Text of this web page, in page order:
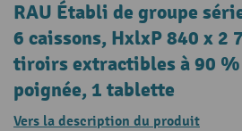
RAU Établi de groupe
6 caissons, HxlxP 840 x 2
tiroirs extractibles à 90 %
poignée, 1 tablette
Vers la description du produit